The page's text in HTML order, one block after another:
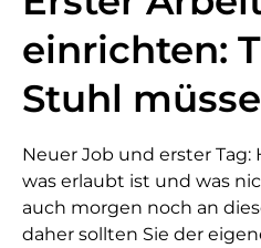
einrichten:
Stuhl
Neuer Job und erster Tag:
was erlaubt ist und was
auch morgen noch an
daher sollten Sie der